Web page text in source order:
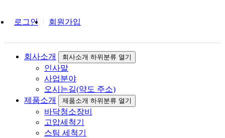
원로그인 회원가입
회사소개 회사소개 하위분류 열기
인사말
사업분야
오시는길(약도 주소)
제품소개
제품소개 하위분류 열기
바닥청소장비
고압세척기
스팀 세척기